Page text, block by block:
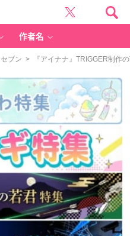
作者名
ブン > 『アイナナ』TRIGGER制作